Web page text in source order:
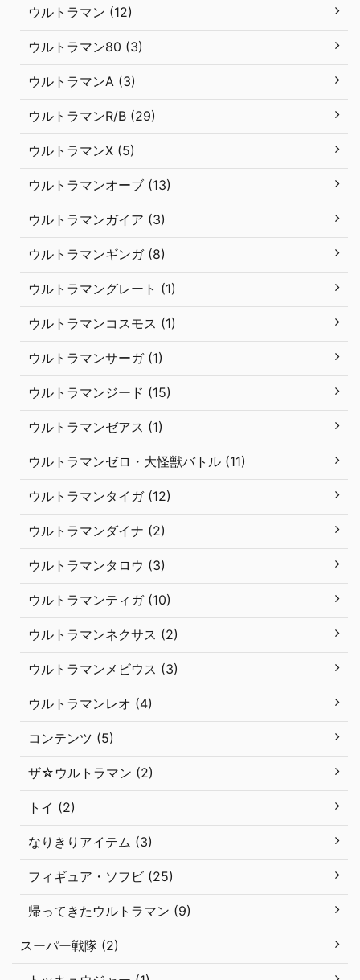
ウルトラマン (12)
ウルトラマン80 (3)
ウルトラマンA (3)
ウルトラマンR/B (29)
ウルトラマンX (5)
ウルトラマンオーブ (13)
ウルトラマンガイア (3)
ウルトラマンギンガ (8)
ウルトラマングレート (1)
ウルトラマンコスモス (1)
ウルトラマンサーガ (1)
ウルトラマンジード (15)
ウルトラマンゼアス (1)
ウルトラマンゼロ・大怪獣バトル (11)
ウルトラマンタイガ (12)
ウルトラマンダイナ (2)
ウルトラマンタロウ (3)
ウルトラマンティガ (10)
ウルトラマンネクサス (2)
ウルトラマンメビウス (3)
ウルトラマンレオ (4)
コンテンツ (5)
ザ☆ウルトラマン (2)
トイ (2)
なりきりアイテム (3)
フィギュア・ソフビ (25)
帰ってきたウルトラマン (9)
スーパー戦隊 (2)